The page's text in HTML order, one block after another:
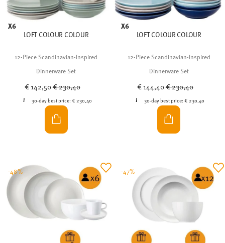
X6
LOFT COLOUR COLOUR
12-Piece Scandinavian-Inspired
Dinnerware Set
€ 142,50Price reduced from
€ 230,40
30-day best price: € 230,40
X6
LOFT COLOUR COLOUR
12-Piece Scandinavian-Inspired
Dinnerware Set
€ 144,40Price reduced from
€ 230,40
30-day best price:€ 230,40
-48% -47%